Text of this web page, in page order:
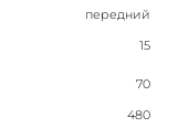
передний
15
70
480